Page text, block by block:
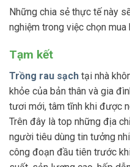
Những chia sẻ thực tế này
nghiệm trong việc chọn
Tạm kết
Trồng rau sạch tại nhà
khỏe của bản thân và gia
tươi mới, tâm tĩnh khi được
Trên đây là top những địa
người tiêu dùng tin tưởng
công đoạn đầu tiên trước